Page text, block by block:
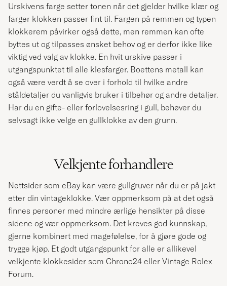
Urskivens farge setter tonen når det gjelder hvilke klær og
farger klokken passer fint til. Fargen på remmen og typen
klokkerem påvirker også dette, men remmen kan ofte
byttes ut og tilpasses ønsket behov og er derfor ikke like
viktig ved valg av klokke. En hvit urskive passer i
utgangspunktet til alle klesfarger. Boettens metall kan
også være verdt å se over i forhold til hvilke andre
ståldetaljer du vanligvis bruker i tilbehør og andre detaljer.
Har du en gifte- eller forlovelsesring i gull, behøver du
selvsagt ikke velge en gullklokke av den grunn.
Velkjente forhandlere
Nettsider som eBay kan være gullgruver når du er på jakt
etter din vintageklokke. Vær oppmerksom på at det også
finnes personer med mindre ærlige hensikter på disse
sidene og vær oppmerksom. Det kreves god kunnskap,
gjerne kombinert med magefølelse, for å gjøre gode og
trygge kjøp. Et godt utgangspunkt for alle er allikevel
velkjente klokkesider som Chrono24 eller Vintage Rolex
Forum.